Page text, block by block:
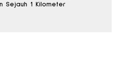
Sejauh 1 Kilometer